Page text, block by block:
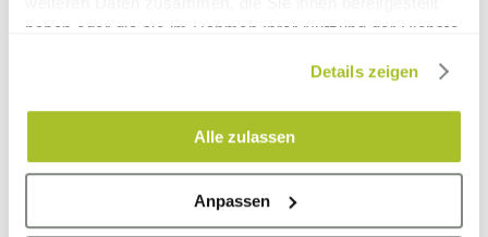
haben oder die sie im Rahmen Ihrer Nutzung der Dienste
Details zeigen
Alle zulassen
Anpassen
Anfahrt mit dem Auto